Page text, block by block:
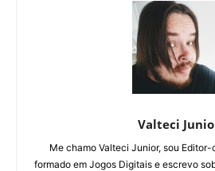
Valteci
Me chamo Valteci Junior, sou
formado em Jogos Digitais e escrevo